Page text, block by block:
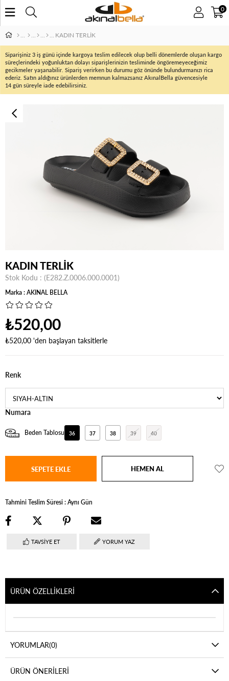
0
KADIN TERLİK
Siparişiniz 3 iş günü içinde kargoya teslim edilecek olup belli dönemlerde oluşan kargo
süreçlerindeki yoğunluktan dolayı siparişlerinizin tesliminde öngöremeyeceğimiz
gecikmeler yaşanabilir. Sipariş verirken bu durumu göz önünde bulundurmanızı rica
ederiz. Satın aldığınız ürünlerden memnun kalmazsanız AkınalBella güvencesiyle
14 gün süreyle iade edebilirsiniz.
KADIN TERLİK
Stok Kodu (E282.Z.0006.000.0001)
Marka:AKINAL BELLA
₺520,00
₺520,00 'den başlayan taksitlerle
Renk
Numara
36 37 38 39 40
Beden Tablosu
Tahmini Teslim Süresi:Aynı Gün
TAVSIYE ET YORUM YAZ
ÜRÜN ÖZELLIKLERI
YORUMLAR(0)
ÜRÜN ÖNERILERI